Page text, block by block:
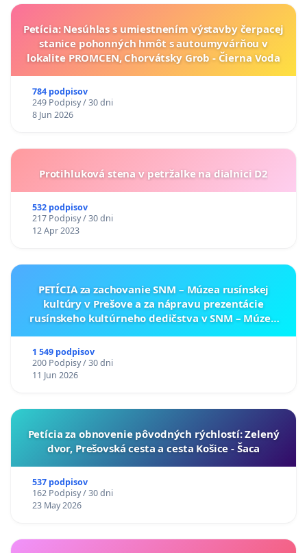
Petícia: Nesúhlas s umiestnením výstavby čerpacej
stanice pohonných hmôt s autoumyvárňou v
lokalite PROMCEN, Chorvátsky Grob - Čierna Voda
784 podpisov
249 Podpisy / 30 dni
8 Jun 2026
Protihluková stena v petržalke na dialnici D2
532 podpisov
217 Podpisy / 30 dni
12 Apr 2023
PETÍCIA za zachovanie SNM – Múzea rusínskej
kultúry v Prešove a za nápravu prezentácie
rusínskeho kultúrneho dedičstva v SNM – Múzeu
1 549 podpisov
200 Podpisy / 30 dni
11 Jun 2026
​Petícia za obnovenie pôvodných rýchlostí: Zelený
dvor, Prešovská cesta a cesta Košice - Šaca
537 podpisov
162 Podpisy / 30 dni
23 May 2026